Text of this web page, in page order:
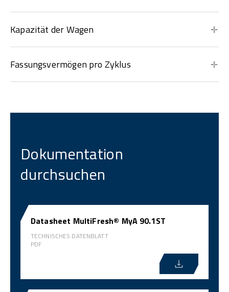
Kapazität der Wagen
Fassungsvermögen pro Zyklus
Dokumentation
durchsuchen
Datasheet MultiFresh® MyA 90.1ST
TECHNISCHES DATENBLATT
PDF